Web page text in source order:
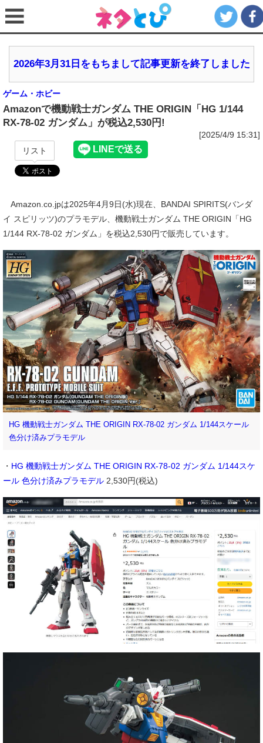
2026年3月31日をもちまして記事更新を終了しました
ゲーム・ホビー
Amazonで機動戦士ガンダム THE ORIGIN「HG 1/144
RX-78-02 ガンダム」が税込2,530円!
[2025/4/9 15:31]
リスト
Amazon.co.jpは2025年4月9日(水)現在、BANDAI SPIRITS(バンダ
イ スピリッツ)のプラモデル、機動戦士ガンダム THE ORIGIN「HG
1/144 RX-78-02 ガンダム」を税込2,530円で販売しています。
HG 機動戦士ガンダム THE ORIGIN RX-78-02 ガンダム 1/144スケール
色分け済みプラモデル
・ HG 機動戦士ガンダム THE ORIGIN RX-78-02 ガンダム 1/144スケ
ール 色分け済みプラモデル 2,530円(税込)